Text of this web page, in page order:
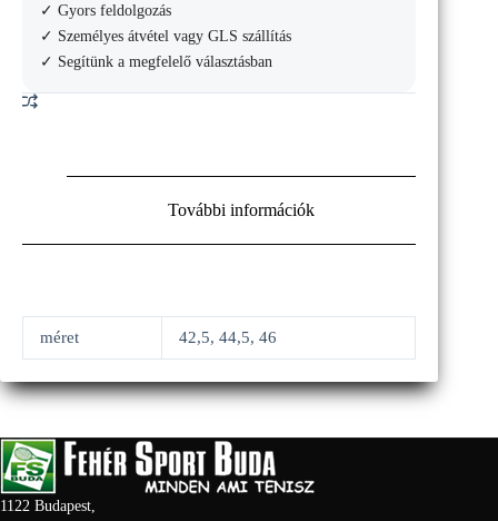
padelcipő
mennyiség
✓ Gyors feldolgozás
✓ Személyes átvétel vagy GLS szállítás
✓ Segítünk a megfelelő választásban
További információk
méret 42,5, 44,5, 46
1122 Budapest,